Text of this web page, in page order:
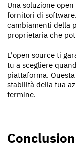
Una soluzione
fornitori di
cambiamenti della
proprietaria che
L'open source ti
tu a scegliere
piattaforma.
stabilità della tua
termine.